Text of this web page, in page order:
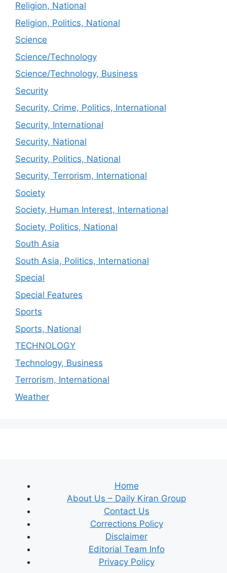
Religion, National
Religion, Politics, National
Science
Science/Technology
Science/Technology, Business
Security
Security, Crime, Politics, International
Security, International
Security, National
Security, Politics, National
Security, Terrorism, International
Society
Society, Human Interest, International
Society, Politics, National
South Asia
South Asia, Politics, International
Special
Special Features
Sports
Sports, National
TECHNOLOGY
Technology, Business
Terrorism, International
Weather
Home
About Us – Daily Kiran Group
Contact Us
Corrections Policy
Disclaimer
Editorial Team Info
Privacy Policy